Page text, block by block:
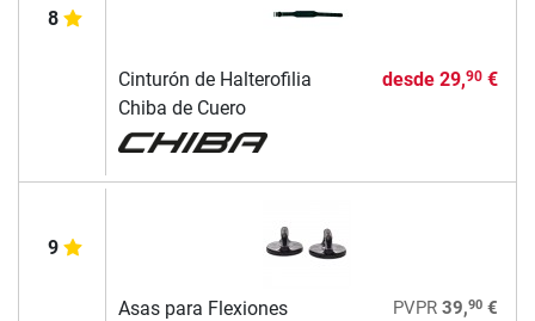
8
Cinturón de Halterofilia
Chiba de Cuero
desde 29,90€
9
Asas para Flexiones
PVPR 39,90€